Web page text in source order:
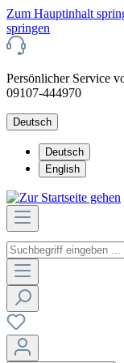
Zum Hauptinhalt
springen
Persönlicher Service
09107-444970
Deutsch
Deutsch
English